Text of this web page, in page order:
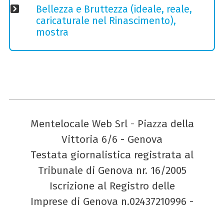
Bellezza e Bruttezza (ideale, reale,
caricaturale nel Rinascimento),
mostra
Mentelocale Web Srl - Piazza della
Vittoria 6/6 - Genova
Testata giornalistica registrata al
Tribunale di Genova nr. 16/2005
Iscrizione al Registro delle
Imprese di Genova n.02437210996 -